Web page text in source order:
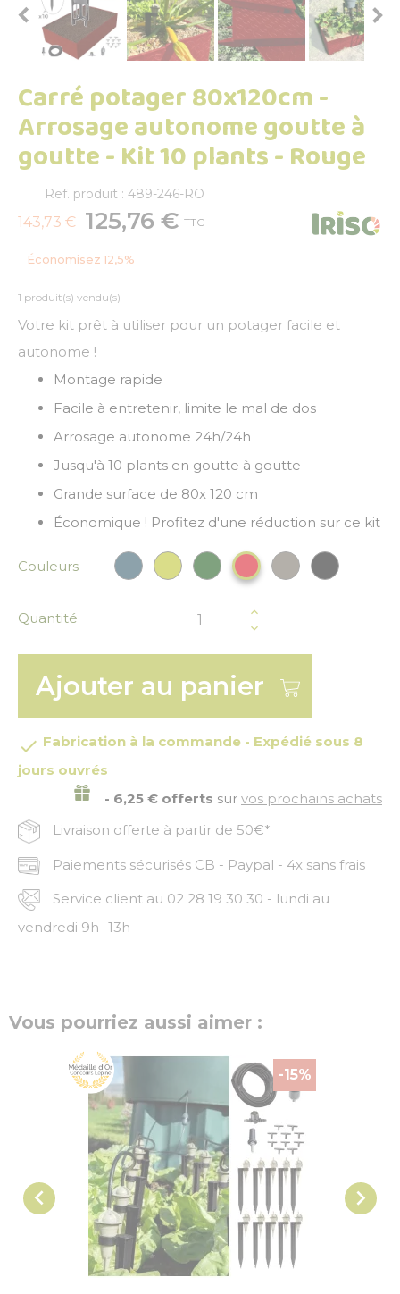
 
Carré potager 80x120cm -
Arrosage autonome goutte à
goutte - Kit 10 plants - Rouge
Ref. produit : 489-246-RO
143,73 € 125,76 € TTC
Économisez 12,5%
1 produit(s) vendu(s)
Votre kit prêt à utiliser pour un potager facile et
autonome !
Montage rapide
Facile à entretenir, limite le mal de dos
Arrosage autonome 24h/24h
Jusqu'à 10 plants en goutte à goutte
Grande surface de 80x 120 cm
Économique ! Profitez d'une réduction sur ce kit
Couleurs Bleu paonVert anisVert FoncéRougeGris Noir
Quantité
Ajouter au panier
 Fabrication à la commande - Expédié sous 8
jours ouvrés
- 6,25 € offerts sur vos prochains achats
Livraison offerte à partir de 50€*
Paiements sécurisés CB - Paypal - 4x sans frais
Service client au 02 28 19 30 30 - lundi au
vendredi 9h -13h
Vous pourriez aussi aimer :

-15%
